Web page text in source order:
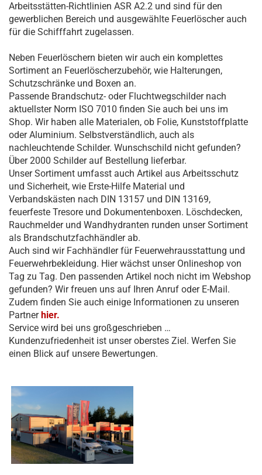
Arbeitsstätten-Richtlinien ASR A2.2 und sind für den
gewerblichen Bereich und ausgewählte Feuerlöscher auch
für die Schifffahrt zugelassen.
Neben Feuerlöschern bieten wir auch ein komplettes
Sortiment an Feuerlöscherzubehör, wie Halterungen,
Schutzschränke und Boxen an.
Passende Brandschutz- oder Fluchtwegschilder nach
aktuellster Norm ISO 7010 finden Sie auch bei uns im
Shop. Wir haben alle Materialen, ob Folie, Kunststoffplatte
oder Aluminium. Selbstverständlich, auch als
nachleuchtende Schilder. Wunschschild nicht gefunden?
Über 2000 Schilder auf Bestellung lieferbar.
Unser Sortiment umfasst auch Artikel aus Arbeitsschutz
und Sicherheit, wie Erste-Hilfe Material und
Verbandskästen nach DIN 13157 und DIN 13169,
feuerfeste Tresore und Dokumentenboxen. Löschdecken,
Rauchmelder und Wandhydranten runden unser Sortiment
als Brandschutzfachhändler ab.
Auch sind wir Fachhändler für Feuerwehrausstattung und
Feuerwehrbekleidung. Hier wächst unser Onlineshop von
Tag zu Tag. Den passenden Artikel noch nicht im Webshop
gefunden? Wir freuen uns auf Ihren Anruf oder E-Mail.
Zudem finden Sie auch einige Informationen zu unseren
Partnerhier.
Service wird bei uns großgeschrieben …
Kundenzufriedenheit ist unser oberstes Ziel. Werfen Sie
einen Blick auf unsere Bewertungen.